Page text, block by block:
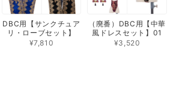
DBC用【サンクチュア
リ・ローブセット】
¥7,810
（廃番）DBC用【中華
風ドレスセット】01
¥3,520